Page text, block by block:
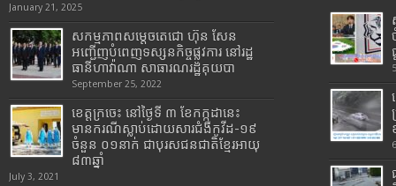
January 21, 2025
សកម្មភាពសម្តេចតេជោ ហ៊ុន សែន
អញ្ជើញបំពេញទស្សនកិច្ចផ្លូវការ នៅរដ្ឋ
ធានីហាវ៉ាណា សាធារណរដ្ឋគុយបា
September 25, 2022
ខេត្តក្រចេះ នៅថ្ងៃទី ៣ ខែកក្កដានេះ
មានករណីស្លាប់ដោយសារជំងឺកូវីដ-១៩
ចំនួន ០១នាក់ ជាបុរសជនជាតិខ្មែរអាយុ
៨៣ឆ្នាំ
July 3, 2021